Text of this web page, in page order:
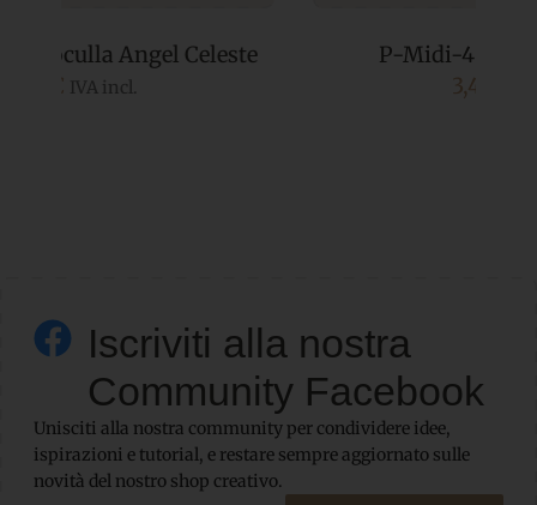
P-Midi-4 Siamo Nonni Boy
Iscriviti alla nostra
Community Facebook
Unisciti alla nostra community per condividere idee,
ispirazioni e tutorial, e restare sempre aggiornato sulle
novità del nostro shop creativo.